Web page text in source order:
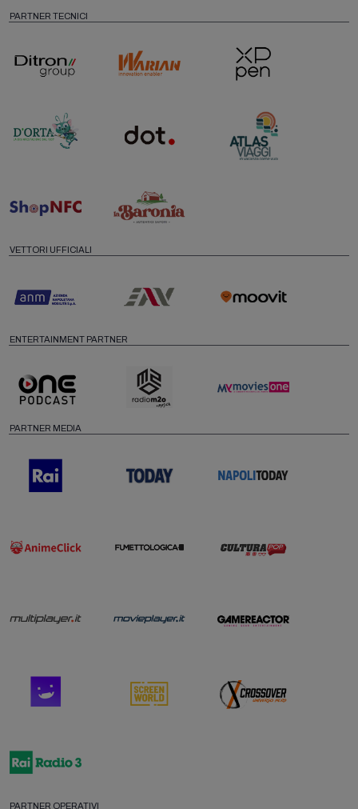
PARTNER TECNICI
VETTORI UFFICIALI
ENTERTAINMENT PARTNER
PARTNER MEDIA
PARTNER OPERATIVI